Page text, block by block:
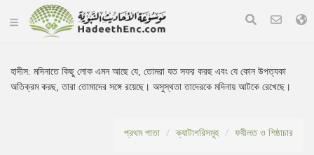
হাদীস:মদিনাতে কিছু লোক এমন আছে যে, তোমরা যত সফর করছ এবং যে কোন উপত্যকা
অতিক্রম করছ, তারা তোমাদের সঙ্গে রয়েছে। অসুস্থতা তাদেরকে মদিনায় আটকে রেখেছে।
প্রথম পাতা ক্যাটাগরিসমূহ ফযীলত ও শিষ্ঠাচার